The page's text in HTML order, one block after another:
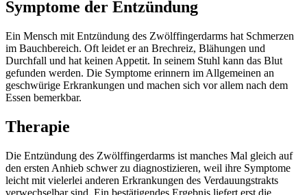
Symptome der Entzündung
Ein Mensch mit Entzündung des Zwölffingerdarms hat Schmerzen
im Bauchbereich. Oft leidet er an Brechreiz, Blähungen und
Durchfall und hat keinen Appetit. In seinem Stuhl kann das Blut
gefunden werden. Die Symptome erinnern im Allgemeinen an
geschwürige Erkrankungen und machen sich vor allem nach dem
Essen bemerkbar.
Therapie
Die Entzündung des Zwölffingerdarms ist manches Mal gleich auf
den ersten Anhieb schwer zu diagnostizieren, weil ihre Symptome
leicht mit vielerlei anderen Erkrankungen des Verdauungstrakts